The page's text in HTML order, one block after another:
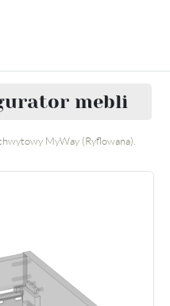
mebli
MyWay (Ryflowana).